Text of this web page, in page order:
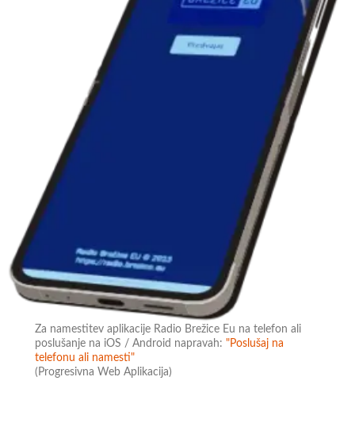
Za namestitev aplikacije Radio Brežice Eu na telefon ali
poslušanje na iOS / Android napravah:"Poslušaj na
telefonu ali namesti"
(Progresivna Web Aplikacija)